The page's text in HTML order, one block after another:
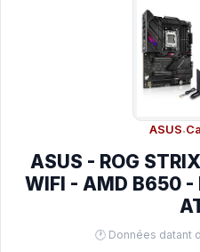
ASUS·
ASUS - ROG
WIFI - AMD B650
🕐 Données datant